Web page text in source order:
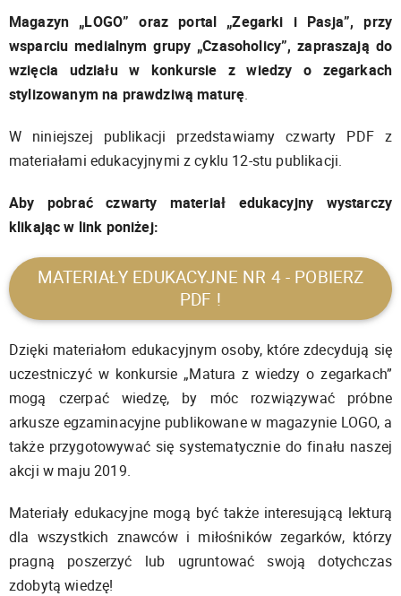
Magazyn „LOGO” oraz portal „Zegarki i Pasja”, przy
wsparciu medialnym grupy „Czasoholicy”, zapraszają do
wzięcia udziału w konkursie z wiedzy o zegarkach
stylizowanym na prawdziwą maturę.
W niniejszej publikacji przedstawiamy czwarty PDF z
materiałami edukacyjnymi z cyklu 12-stu publikacji.
Aby pobrać czwarty materiał edukacyjny wystarczy
klikając w link poniżej:
MATERIAŁY EDUKACYJNE NR 4 - POBIERZ
PDF !
Dzięki materiałom edukacyjnym osoby, które zdecydują się
uczestniczyć w konkursie „Matura z wiedzy o zegarkach”
mogą czerpać wiedzę, by móc rozwiązywać próbne
arkusze egzaminacyjne publikowane w magazynie LOGO, a
także przygotowywać się systematycznie do finału naszej
akcji w maju 2019.
Materiały edukacyjne mogą być także interesującą lekturą
dla wszystkich znawców i miłośników zegarków, którzy
pragną poszerzyć lub ugruntować swoją dotychczas
zdobytą wiedzę!